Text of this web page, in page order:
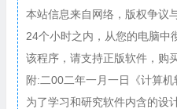
本站信息来自网络，版权争议
24个小时之内，从您的电脑中
该程序，请支持正版软件，购
附:二00二年一月一日《计算
为了学习和研究软件内含的设